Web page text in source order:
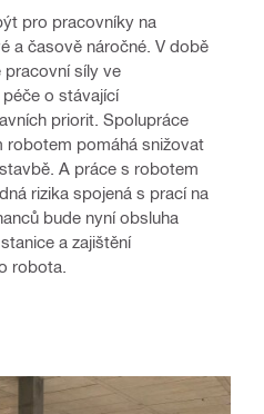
pro pracovníky na
a časově náročné. V době
pracovní síly ve
o stávající
priorit. Spolupráce
robotem pomáhá snižovat
A práce s robotem
rizika spojená s prací na
bude nyní obsluha
a zajištění
robota.